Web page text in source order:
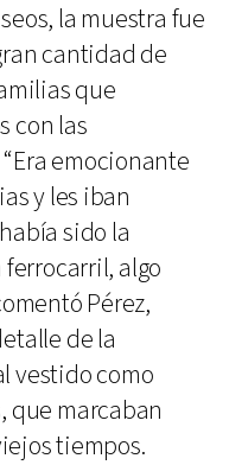
la muestra fue
cantidad de
que
con las
emocionante
y les iban
sido la
algo
Pérez,
de la
vestido como
que marcaban
tiempos.